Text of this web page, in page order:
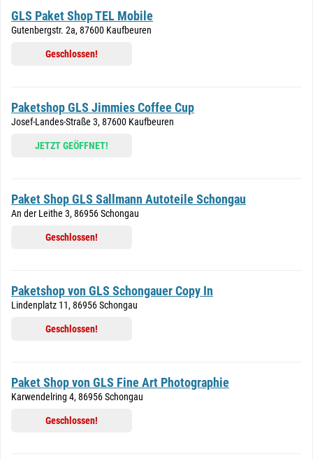
GLS Paket Shop TEL Mobile
Gutenbergstr. 2a, 87600 Kaufbeuren
Geschlossen!
Paketshop GLS Jimmies Coffee Cup
Josef-Landes-Straße 3, 87600 Kaufbeuren
JETZT GEÖFFNET!
Paket Shop GLS Sallmann Autoteile Schongau
An der Leithe 3, 86956 Schongau
Geschlossen!
Paketshop von GLS Schongauer Copy In
Lindenplatz 11, 86956 Schongau
Geschlossen!
Paket Shop von GLS Fine Art Photographie
Karwendelring 4, 86956 Schongau
Geschlossen!